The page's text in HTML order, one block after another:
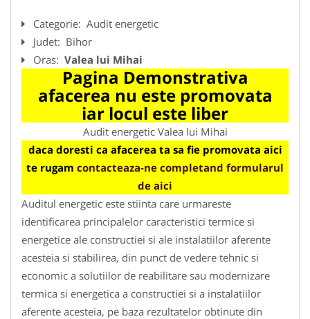
Categorie: Audit energetic
Judet: Bihor
Oras: Valea lui Mihai
Pagina Demonstrativa
afacerea nu este promovata
iar locul este liber
Audit energetic Valea lui Mihai
daca doresti ca afacerea ta sa fie promovata aici
te rugam contacteaza-ne completand formularul
de aici
Auditul energetic este stiinta care urmareste
identificarea principalelor caracteristici termice si
energetice ale constructiei si ale instalatiilor aferente
acesteia si stabilirea, din punct de vedere tehnic si
economic a solutiilor de reabilitare sau modernizare
termica si energetica a constructiei si a instalatiilor
aferente acesteia, pe baza rezultatelor obtinute din